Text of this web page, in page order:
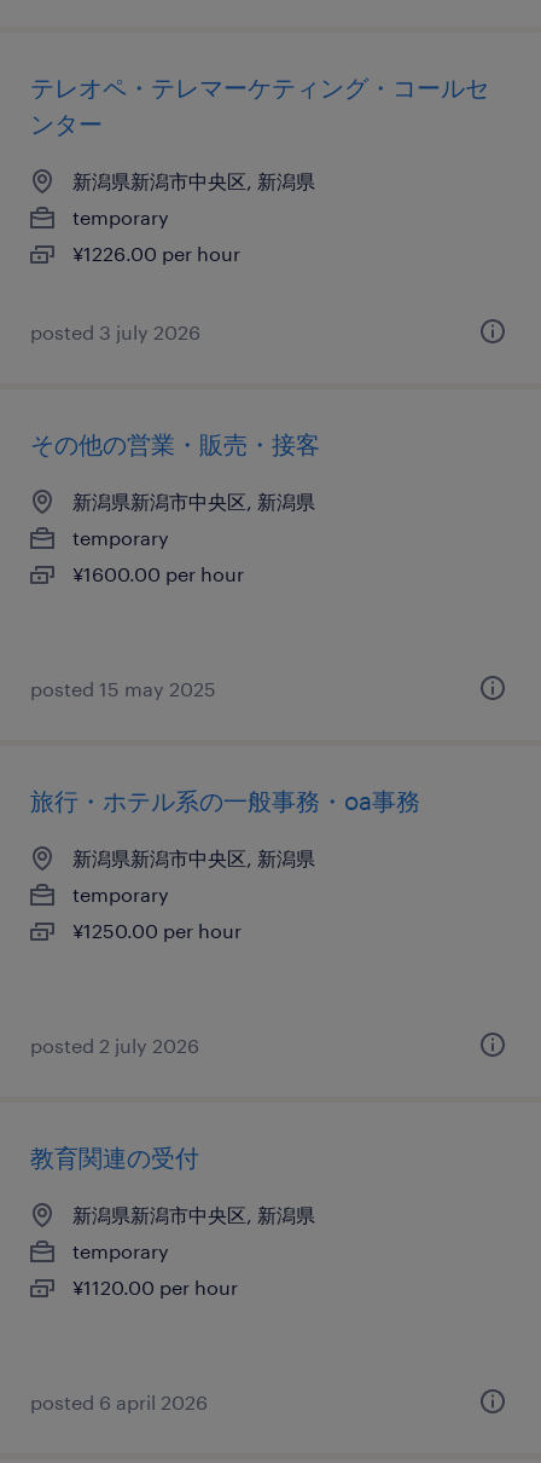
テレオペ・テレマーケティング・コールセ
ンター
新潟県新潟市中央区, 新潟県
temporary
¥1226.00 per hour
posted 3 july 2026
その他の営業・販売・接客
新潟県新潟市中央区, 新潟県
temporary
¥1600.00 per hour
posted 15 may 2025
旅行・ホテル系の一般事務・oa事務
新潟県新潟市中央区, 新潟県
temporary
¥1250.00 per hour
posted 2 july 2026
教育関連の受付
新潟県新潟市中央区, 新潟県
temporary
¥1120.00 per hour
posted 6 april 2026